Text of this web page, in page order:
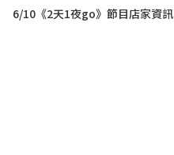
6/10《2天1夜go》節目店家資訊